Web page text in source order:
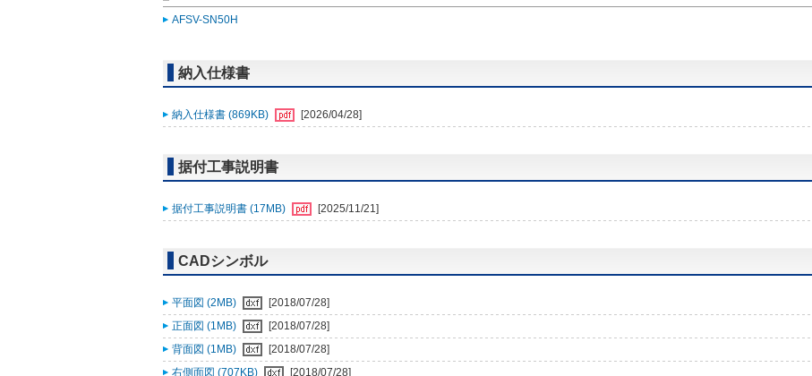
AFSV-SN50H
納入仕様書
納入仕様書 (869KB) [2026/04/28]
据付工事説明書
据付工事説明書 (17MB) [2025/11/21]
CADシンボル
平面図 (2MB)
[2018/07/28]
正面図 (1MB)
[2018/07/28]
背面図 (1MB)
[2018/07/28]
右側面図 (707KB)
[2018/07/28]